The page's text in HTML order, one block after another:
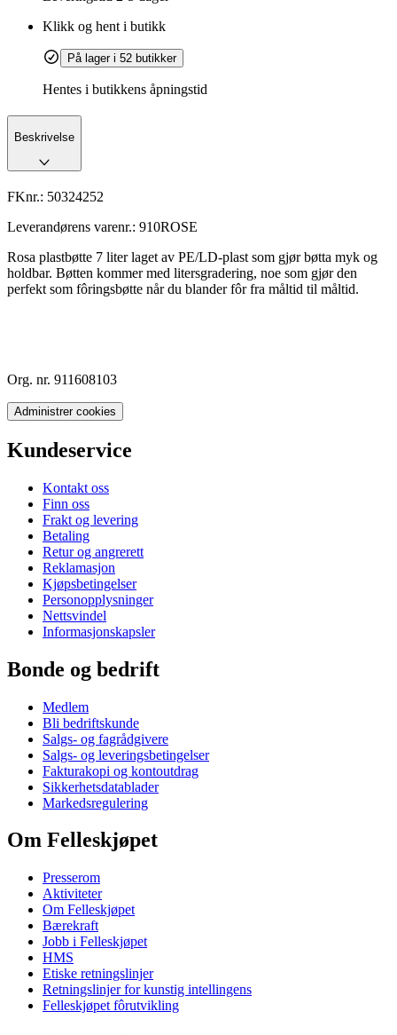
Klikk og hent i butikk
På lager i 52 butikker
Hentes i butikkens åpningstid
Beskrivelse
FKnr.: 50324252
Leverandørens varenr.: 910ROSE
Rosa plastbøtte 7 liter laget av PE/LD-plast som gjør bøtta myk og
holdbar. Bøtten kommer med litersgradering, noe som gjør den
perfekt som fôringsbøtte når du blander fôr fra måltid til måltid.
Org. nr. 911608103
Administrer cookies
Kundeservice
Kontakt oss
Finn oss
Frakt og levering
Betaling
Retur og angrerett
Reklamasjon
Kjøpsbetingelser
Personopplysninger
Nettsvindel
Informasjonskapsler
Bonde og bedrift
Medlem
Bli bedriftskunde
Salgs- og fagrådgivere
Salgs- og leveringsbetingelser
Fakturakopi og kontoutdrag
Sikkerhetsdatablader
Markedsregulering
Om Felleskjøpet
Presserom
Aktiviteter
Om Felleskjøpet
Bærekraft
Jobb i Felleskjøpet
HMS
Etiske retningslinjer
Retningslinjer for kunstig intellingens
Felleskjøpet fôrutvikling